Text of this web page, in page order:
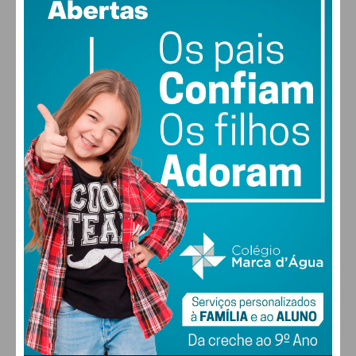
uma evolução de 75% face à primeira avaliação.
MAX 12 • MIN 12
30°
QUI
30
SEX
30 °
SÁB
28 °
DOM
FARMACIAS DE SERVIÇO EM PAÇOS DE
FERREIRA